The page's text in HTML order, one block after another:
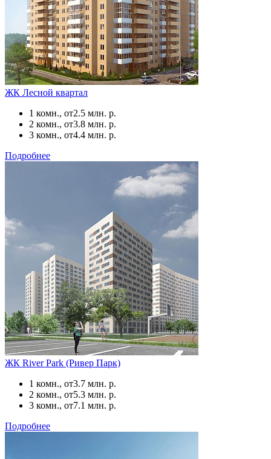
ЖК Лесной квартал
1 комн., от2.5 млн. р.
2 комн., от3.8 млн. р.
3 комн., от4.4 млн. р.
Подробнее
ЖК River Park (Ривер Парк)
1 комн., от3.7 млн. р.
2 комн., от5.3 млн. р.
3 комн., от7.1 млн. р.
Подробнее